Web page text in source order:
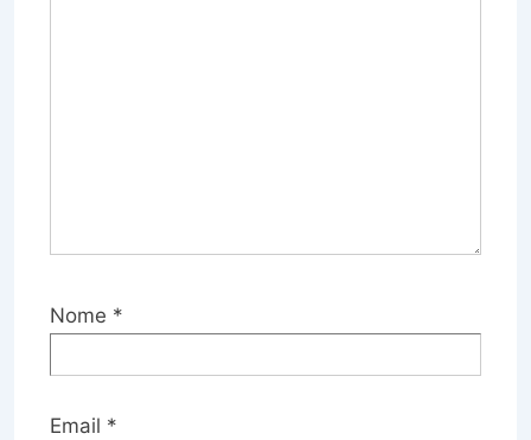
Nome *
Email *